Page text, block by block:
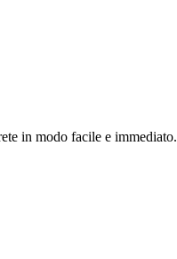
in modo facile e immediato.